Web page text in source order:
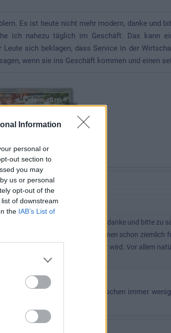
Information
personal or
out section to
you may
us or personal
opt-out of the
of downstream
the IAB’s List of
Es ist heute nicht mehr modern, danke und
ich nahezu täglich im Geschäft. Das kann
sich beklagen, dass Service in der
wenn sie ins Geschäft kommen und einen
Es ist heute nicht mehr modern, danke und bitte zu
täglich im Geschäft. Das kann einen schon ziemlich
Service in der Wirtschaft seltener wird. Vor allem
und einen sehen.
spezielle Eigenart, dass Menschen immer